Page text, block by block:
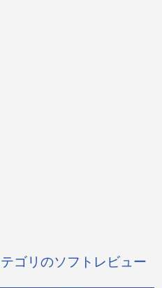
ゴリのソフトレビュー